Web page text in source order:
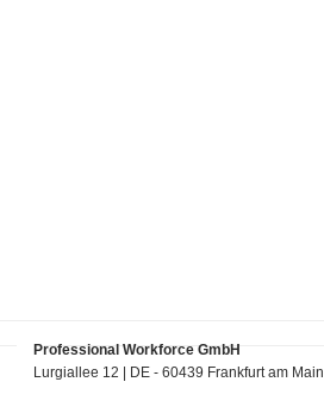
Professional Workforce GmbH
Lurgiallee 12 | DE - 60439 Frankfurt am Main